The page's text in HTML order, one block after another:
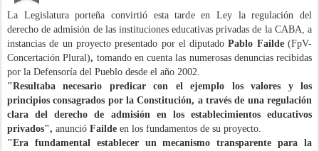
La Legislatura porteña convirtió esta tarde en Ley la regulación del
derecho de admisión de las instituciones educativas privadas de la CABA, a
instancias de un proyecto presentado por el diputadoPablo Failde(FpV-
Concertación Plural), tomando en cuenta las numerosas denuncias recibidas
por la Defensoría del Pueblo desde el año 2002.
"Resultaba necesario predicar con el ejemplo los valores y los
principios consagrados por la Constitución, a través de una regulación
clara del derecho de admisión en los establecimientos educativos
privados", anunció Failde en los fundamentos de su proyecto.
"Era fundamental establecer un mecanismo transparente para la